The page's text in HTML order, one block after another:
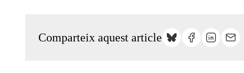
Comparteix aquest article